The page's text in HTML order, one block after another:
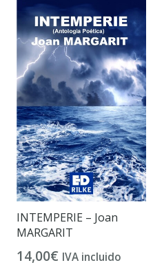
INTEMPERIE – Joan
MARGARIT
14,00€ IVA incluido